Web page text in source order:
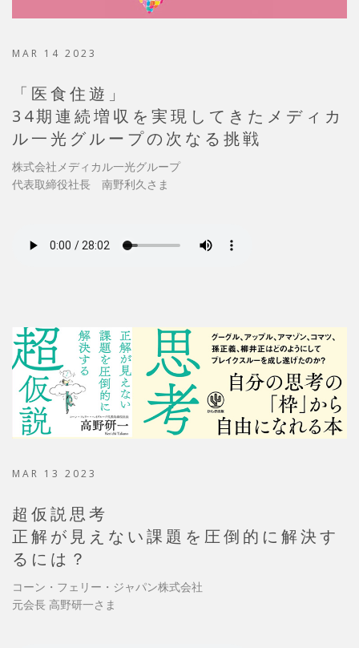
MAR 14 2023
「医食住遊」
34期連続増収を実現してきたメディカ
ル一光グループの次なる挑戦
株式会社メディカル一光グループ
代表取締役社長 南野利久さま
MAR 13 2023
超仮説思考
正解が見えない課題を圧倒的に解決す
るには？
コーン・フェリー・ジャパン株式会社
元会長 高野研一さま